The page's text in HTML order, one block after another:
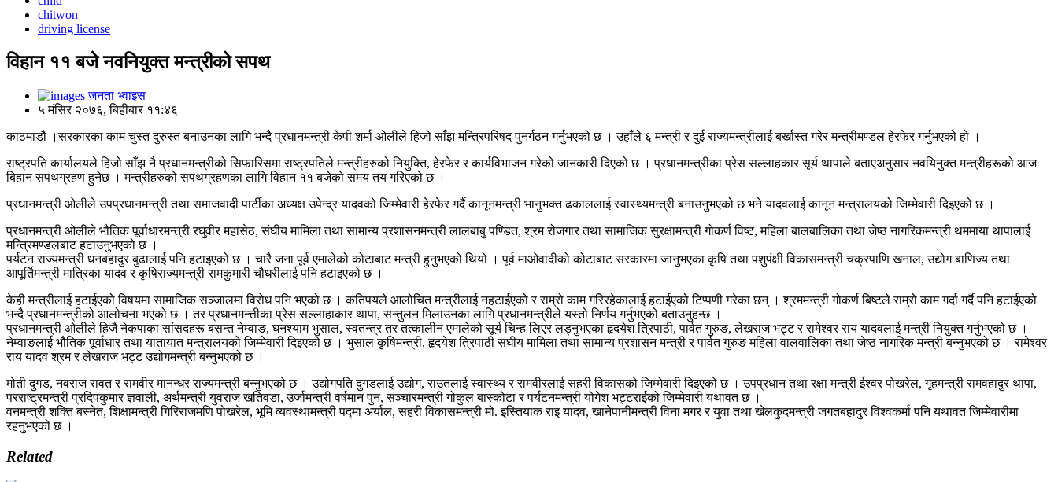
chitwon
driving license
विहान ११ बजे नवनियुक्त मन्त्रीको सपथ
जनता भ्वाइस
५ मंसिर २०७६, बिहीबार ११:४६
काठमाडौं ।सरकारका काम चुस्त दुरुस्त बनाउनका लागि भन्दै प्रधानमन्त्री केपी शर्मा ओलीले हिजो साँझ मन्त्रिपरिषद पुनर्गठन गर्नुभएको छ । उहाँले ६ मन्त्री र दुई राज्यमन्त्रीलाई बर्खास्त गरेर मन्त्रीमण्डल हेरफेर गर्नुभएको हो ।
राष्ट्रपति कार्यालयले हिजो साँझ नै प्रधानमन्त्रीको सिफारिसमा राष्ट्रपतिले मन्त्रीहरुको नियुक्ति, हेरफेर र कार्यविभाजन गरेको जानकारी दिएको छ । प्रधानमन्त्रीका प्रेस सल्लाहकार सूर्य थापाले बताएअनुसार नवयिनुक्त मन्त्रीहरूको आज
बिहान सपथग्रहण हुनेछ । मन्त्रीहरुको सपथग्रहणका लागि विहान ११ बजेको समय तय गरिएको छ ।
प्रधानमन्त्री ओलीले उपप्रधानमन्त्री तथा समाजवादी पार्टीका अध्यक्ष उपेन्द्र यादवको जिम्मेवारी हेरफेर गर्दै कानूनमन्त्री भानुभक्त ढकाललाई स्वास्थ्यमन्त्री बनाउनुभएको छ भने यादवलाई कानून मन्त्रालयको जिम्मेवारी दिइएको छ ।
प्रधानमन्त्री ओलीले भौतिक पूर्वाधारमन्त्री रघुवीर महासेठ, संघीय मामिला तथा सामान्य प्रशासनमन्त्री लालबाबु पण्डित, श्रम रोजगार तथा सामाजिक सुरक्षामन्त्री गोकर्ण विष्ट, महिला बालबालिका तथा जेष्ठ नागरिकमन्त्री थममाया थापालाई
मन्त्रिमण्डलबाट हटाउनुभएको छ ।
पर्यटन राज्यमन्त्री धनबहादुर बुढालाई पनि हटाइएको छ । चारै जना पूर्व एमालेको कोटाबाट मन्त्री हुनुभएको थियो । पूर्व माओवादीको कोटाबाट सरकारमा जानुभएका कृषि तथा पशुपंक्षी विकासमन्त्री चक्रपाणि खनाल, उद्योग बाणिज्य तथा
आपूर्तिमन्त्री मात्रिका यादव र कृषिराज्यमन्त्री रामकुमारी चौधरीलाई पनि हटाइएको छ ।
केही मन्त्रीलाई हटाईएको विषयमा सामाजिक सञ्जालमा विरोध पनि भएको छ । कतिपयले आलोचित मन्त्रीलाई नहटाईएको र राम्रो काम गरिरहेकालाई हटाईएको टिप्पणी गरेका छन् । श्रममन्त्री गोकर्ण बिष्टले राम्रो काम गर्दा गर्दै पनि हटाईएको
भन्दै प्रधानमन्त्रीको आलोचना भएको छ । तर प्रधानमन्त्तीका प्रेस सल्लाहाकार थापा, सन्तुलन मिलाउनका लागि प्रधानमन्त्रीले यस्तो निर्णय गर्नुभएको बताउनुहन्छ ।
प्रधानमन्त्री ओलीले हिजै नेकपाका सांसदहरू बसन्त नेम्वाङ, घनश्याम भुसाल, स्वतन्त्र तर तत्कालीन एमालेको सूर्य चिन्ह लिएर लड्नुभएका हृदयेश त्रिपाठी, पार्वत गुरुङ, लेखराज भट्ट र रामेश्वर राय यादवलाई मन्त्री नियुक्त गर्नुभएको छ ।
नेम्वाङलाई भौतिक पूर्वाधार तथा यातायात मन्त्रालयको जिम्मेवारी दिइएको छ । भुसाल कृषिमन्त्री, हृदयेश त्रिपाठी संघीय मामिला तथा सामान्य प्रशासन मन्त्री र पार्वत गुरुङ महिला वालवालिका तथा जेष्ठ नागरिक मन्त्री बन्नुभएको छ । रामेश्वर
राय यादव श्रम र लेखराज भट्ट उद्योगमन्त्री बन्नुभएको छ ।
मोती दुगड, नवराज रावत र रामवीर मानन्धर राज्यमन्त्री बन्नुभएको छ । उद्योगपति दुगडलाई उद्योग, राउतलाई स्वास्थ्य र रामवीरलाई सहरी विकासको जिम्मेवारी दिइएको छ । उपप्रधान तथा रक्षा मन्त्री ईश्वर पोखरेल, गृहमन्त्री रामवहादुर थापा,
परराष्ट्रमन्त्री प्रदिपकुमार ज्ञवाली, अर्थमन्त्री युवराज खतिवडा, उर्जामन्त्री वर्षमान पुन, सञ्चारमन्त्री गोकुल बास्कोटा र पर्यटनमन्त्री योगेश भट्टराईको जिम्मेवारी यथावत छ ।
वनमन्त्री शक्ति बस्नेत, शिक्षामन्त्री गिरिराजमणि पोखरेल, भूमि व्यवस्थामन्त्री पद्मा अर्याल, सहरी विकासमन्त्री मो. इस्तियाक राइ यादव, खानेपानीमन्त्री विना मगर र युवा तथा खेलकुदमन्त्री जगतबहादुर विश्वकर्मा पनि यथावत जिम्मेवारीमा
रहनुभएको छ ।
Related